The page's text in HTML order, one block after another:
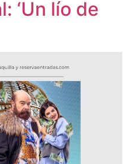
‘Un lío de